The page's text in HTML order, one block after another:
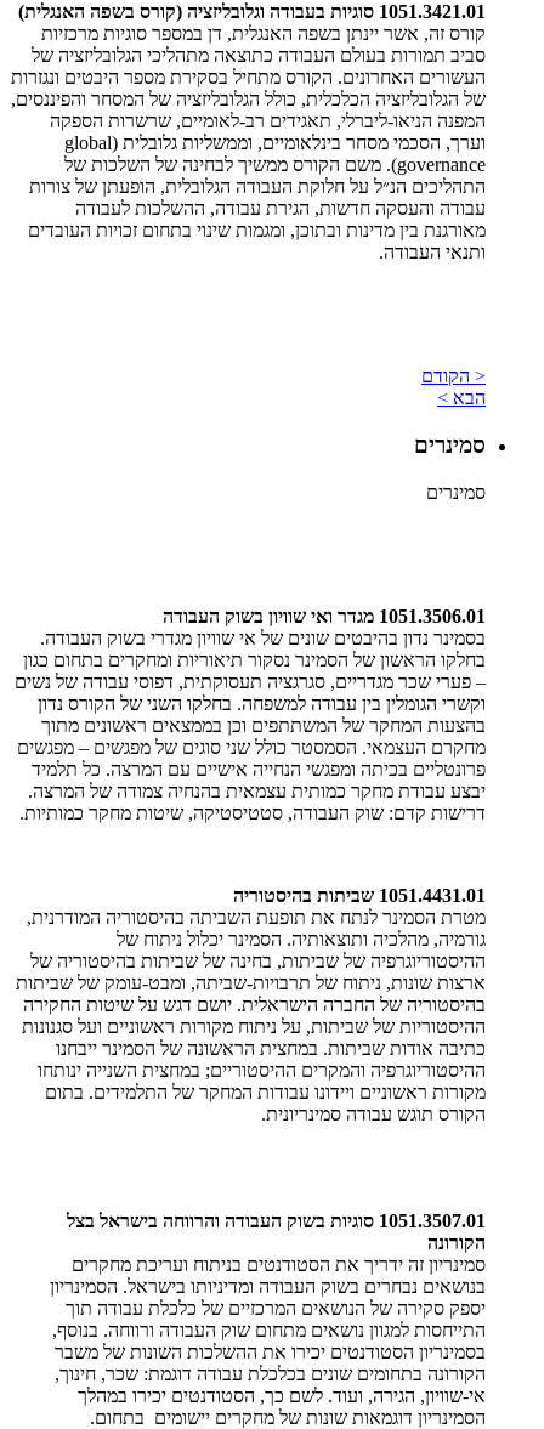
1051.3421.01 סוגיות בעבודה וגלובליזציה (קורס בשפה האנגלית)
קורס זה, אשר יינתן בשפה האנגלית, דן במספר סוגיות מרכזיות
סביב תמורות בעולם העבודה כתוצאה מתהליכי הגלובליזציה של
העשורים האחרונים. הקורס מתחיל בסקירת מספר היבטים ונגזרות
של הגלובליזציה הכלכלית, כולל הגלובליזציה של המסחר והפיננסים,
המפנה הניאו-ליברלי, תאגידים רב-לאומיים, שרשרות הספקה
וערך, הסכמי מסחר בינלאומיים, וממשליות גלובלית (global
governance). משם הקורס ממשיך לבחינה של השלכות של
התהליכים הנ״ל על חלוקת העבודה הגלובלית, הופעתן של צורות
עבודה והעסקה חדשות, הגירת עבודה, ההשלכות לעבודה
מאורגנת בין מדינות ובתוכן, ומגמות שינוי בתחום זכויות העובדים
ותנאי העבודה.
< הקודם
הבא >
סמינרים
סמינרים
1051.3506.01 מגדר ואי שוויון בשוק העבודה
בסמינר נדון בהיבטים שונים של אי שוויון מגדרי בשוק העבודה.
בחלקו הראשון של הסמינר נסקור תיאוריות ומחקרים בתחום כגון
– פערי שכר מגדריים, סגרגציה תעסוקתית, דפוסי עבודה של נשים
וקשרי הגומלין בין עבודה למשפחה. בחלקו השני של הקורס נדון
בהצעות המחקר של המשתתפים וכן בממצאים ראשונים מתוך
מחקרם העצמאי. הסמסטר כולל שני סוגים של מפגשים – מפגשים
פרונטליים בכיתה ומפגשי הנחייה אישיים עם המרצה. כל תלמיד
יבצע עבודת מחקר כמותית עצמאית בהנחיה צמודה של המרצה.
דרישות קדם: שוק העבודה, סטטיסטיקה, שיטות מחקר כמותיות.
1051.4431.01 שביתות בהיסטוריה
מטרת הסמינר לנתח את תופעת השביתה בהיסטוריה המודרנית,
גורמיה, מהלכיה ותוצאותיה. הסמינר יכלול ניתוח של
ההיסטוריוגרפיה של שביתות, בחינה של שביתות בהיסטוריה של
ארצות שונות, ניתוח של תרבויות-שביתה, ומבט-עומק של שביתות
בהיסטוריה של החברה הישראלית. יושם דגש על שיטות החקירה
ההיסטוריות של שביתות, על ניתוח מקורות ראשוניים ועל סגנונות
כתיבה אודות שביתות. במחצית הראשונה של הסמינר ייבחנו
ההיסטוריוגרפיה והמקרים ההיסטוריים; במחצית השנייה ינותחו
מקורות ראשוניים ויידונו עבודות המחקר של התלמידים. בתום
הקורס תוגש עבודה סמינריונית.
1051.3507.01 סוגיות בשוק העבודה והרווחה בישראל בצל
הקורונה
סמינריון זה ידריך את הסטודנטים בניתוח ועריכת מחקרים
בנושאים נבחרים בשוק העבודה ומדיניותו בישראל. הסמינריון
יספק סקירה של הנושאים המרכזיים של כלכלת עבודה תוך
התייחסות למגוון נושאים מתחום שוק העבודה ורווחה. בנוסף,
בסמינריון הסטודנטים יכירו את ההשלכות השונות של משבר
הקורונה בתחומים שונים בכלכלת עבודה דוגמת: שכר, חינוך,
אי-שוויון, הגירה, ועוד. לשם כך, הסטודנטים יכירו במהלך
הסמינריון דוגמאות שונות של מחקרים יישומים בתחום.